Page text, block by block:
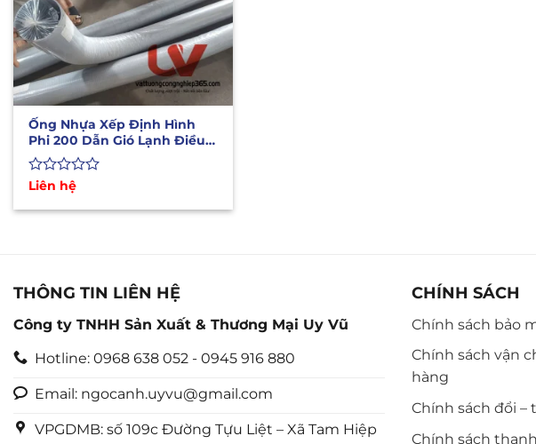
Ống Nhựa Xếp Định Hình
Phi 200 Dẫn Gió Lạnh Điều
Hòa Di Động
Được
hạng
Liên hệ
THÔNG TIN LIÊN HỆ
Công ty TNHH Sản Xuất & Thương Mại Uy Vũ
Hotline: 0968 638 052 - 0945 916 880
Email: ngocanh.uyvu@gmail.com
VPGDMB: số 109c Đường Tựu Liệt – Xã Tam Hiệp
CHÍNH SÁCH
Chính sách bảo
Chính sách vận
hàng
Chính sách đổi –
Chính sách